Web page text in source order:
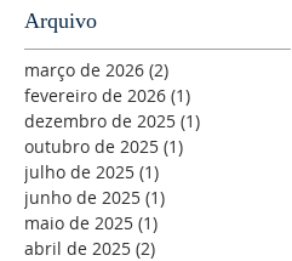
Arquivo
março de 2026 (2)
fevereiro de 2026 (1)
dezembro de 2025 (1)
outubro de 2025 (1)
julho de 2025 (1)
junho de 2025 (1)
maio de 2025 (1)
abril de 2025 (2)